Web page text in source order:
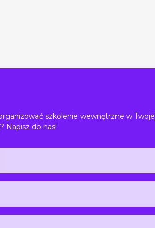
szkolenie wewnętrzne w
Napisz do nas!